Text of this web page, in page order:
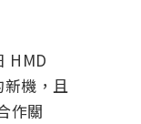
HMD
機，且
作關